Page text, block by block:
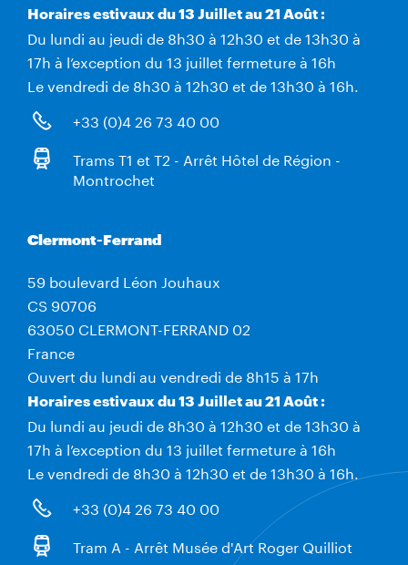
Horaires estivaux du 13 Juillet au 21 Août :
Du lundi au jeudi de 8h30 à 12h30 et de 13h30 à
17h à l’exception du 13 juillet fermeture à 16h
Le vendredi de 8h30 à 12h30 et de 13h30 à 16h.
+33 (0)4 26 73 40 00
Trams T1 et T2 - Arrêt Hôtel de Région -
Montrochet
Clermont-Ferrand
59 boulevard Léon Jouhaux
CS 90706
63050 CLERMONT-FERRAND 02
France
Ouvert du lundi au vendredi de 8h15 à 17h
Horaires estivaux du 13 Juillet au 21 Août :
Du lundi au jeudi de 8h30 à 12h30 et de 13h30 à
17h à l’exception du 13 juillet fermeture à 16h
Le vendredi de 8h30 à 12h30 et de 13h30 à 16h.
+33 (0)4 26 73 40 00
Tram A - Arrêt Musée d'Art Roger Quilliot